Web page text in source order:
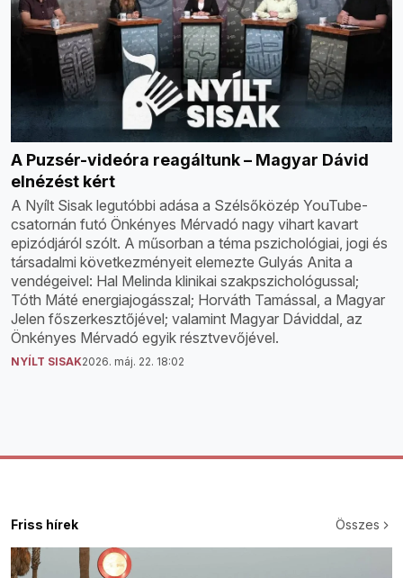
A Puzsér-videóra reagáltunk – Magyar Dávid
elnézést kért
A Nyílt Sisak legutóbbi adása a Szélsőközép YouTube-
csatornán futó Önkényes Mérvadó nagy vihart kavart
epizódjáról szólt. A műsorban a téma pszichológiai, jogi és
társadalmi következményeit elemezte Gulyás Anita a
vendégeivel: Hal Melinda klinikai szakpszichológussal;
Tóth Máté energiajogásszal; Horváth Tamással, a Magyar
Jelen főszerkesztőjével; valamint Magyar Dáviddal, az
Önkényes Mérvadó egyik résztvevőjével.
NYÍLT SISAK2026. máj. 22. 18:02
Friss hírek Összes